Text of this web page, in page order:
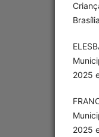
2025
2025